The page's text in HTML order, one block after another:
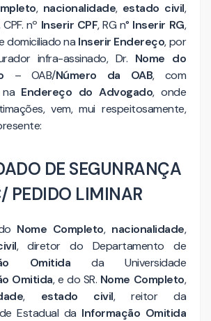
, nacionalidade, estado civil,
CPF. nº Inserir CPF, RG n° Inserir RG,
domiciliado na Inserir Endereço, por
infra-assinado, Dr. Nome do
– OAB/Número da OAB, com
Endereço do Advogado, onde
vem, mui respeitosamente,
DE SEGUNRANÇA
PEDIDO LIMINAR
Nome Completo, nacionalidade,
, diretor do Departamento de
Omitida da Universidade
Omitida, e do SR. Nome Completo,
, estado civil, reitor da
Estadual da Informação Omitida